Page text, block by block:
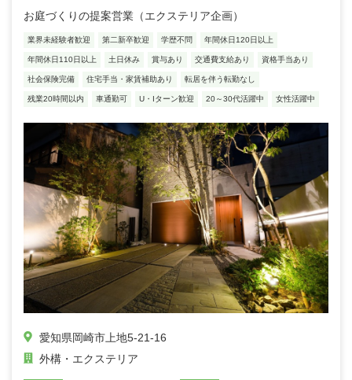
お庭づくりの提案営業（エクステリア企画）
業界未経験者歓迎 第二新卒歓迎 学歴不問 年間休日120日以上
年間休日110日以上 土日休み 賞与あり 交通費支給あり 資格手当あり
社会保険完備 住宅手当・家賃補助あり 転居を伴う転勤なし
残業20時間以内 車通勤可 U・Iターン歓迎 20～30代活躍中 女性活躍中
愛知県岡崎市上地5-21-16
外構・エクステリア